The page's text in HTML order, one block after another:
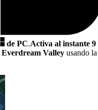
de PC.Activa al instante 9
Everdream Valley usando